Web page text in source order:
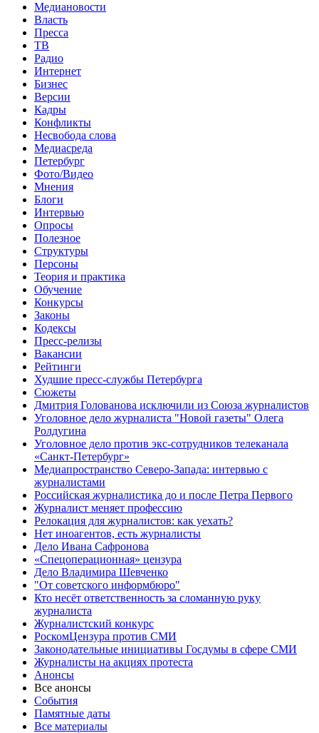
Медиановости
Власть
Пресса
ТВ
Радио
Интернет
Бизнес
Версии
Кадры
Конфликты
Несвобода слова
Медиасреда
Петербург
Фото/Видео
Мнения
Блоги
Интервью
Опросы
Полезное
Структуры
Персоны
Теория и практика
Обучение
Конкурсы
Законы
Кодексы
Пресс-релизы
Вакансии
Рейтинги
Худшие пресс-службы Петербурга
Сюжеты
Дмитрия Голованова исключили из Союза журналистов
Уголовное дело журналиста "Новой газеты" Олега
Ролдугина
Уголовное дело против экс-сотрудников телеканала
«Санкт-Петербург»
Медиапространство Северо-Запада: интервью с
журналистами
Российская журналистика до и после Петра Первого
Журналист меняет профессию
Релокация для журналистов: как уехать?
Нет иноагентов, есть журналисты
Дело Ивана Сафронова
«Спецоперационная» цензура
Дело Владимира Шевченко
"От советского информбюро"
Кто несёт ответственность за сломанную руку
журналиста
Журналистский конкурс
РоскомЦензура против СМИ
Законодательные инициативы Госдумы в сфере СМИ
Журналисты на акциях протеста
Анонсы
Все анонсы
События
Памятные даты
Все материалы